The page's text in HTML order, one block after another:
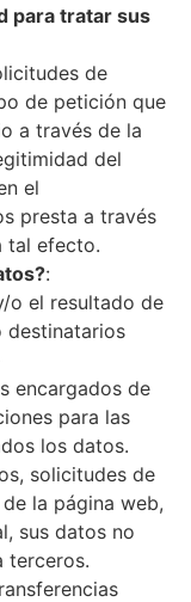
para tratar sus
de
de petición que
a través de la
del
el
presta a través
tal efecto.
:
o el resultado de
destinatarios
encargados de
para las
los datos.
solicitudes de
la página web,
sus datos no
terceros.